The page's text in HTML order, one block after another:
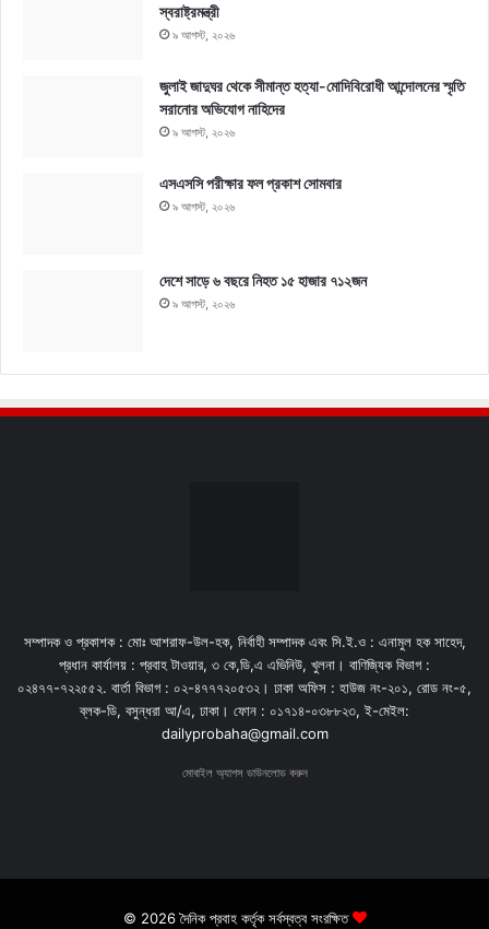
স্বরাষ্ট্রমন্ত্রী
৯ আগস্ট, ২০২৬
জুলাই জাদুঘর থেকে সীমান্ত হত্যা-মোদিবিরোধী আন্দোলনের স্মৃতি
সরানোর অভিযোগ নাহিদের
৯ আগস্ট, ২০২৬
এসএসসি পরীক্ষার ফল প্রকাশ সোমবার
৯ আগস্ট, ২০২৬
দেশে সাড়ে ৬ বছরে নিহত ১৫ হাজার ৭১২জন
৯ আগস্ট, ২০২৬
সম্পাদক ও প্রকাশক : মোঃ আশরাফ-উল-হক, নির্বাহী সম্পাদক এবং সি.ই.ও : এনামুল হক সাহেদ,
প্রধান কার্যালয় : প্রবাহ টাওয়ার, ৩ কে,ডি,এ এভিনিউ, খুলনা। বাণিজ্যিক বিভাগ :
০২৪৭৭-৭২২৫৫২. বার্তা বিভাগ : ০২-৪৭৭৭২০৫৩২। ঢাকা অফিস : হাউজ নং-২০১, রোড নং-৫,
ব্লক-ডি, বসুন্ধরা আ/এ, ঢাকা। ফোন : ০১৭১৪-০৩৮৮২৩, ই-মেইল:
dailyprobaha@gmail.com
মোবাইল অ্যাপস ডাউনলোড করুন
© 2026 দৈনিক প্রবাহ কর্তৃক সর্বস্বত্ব সংরক্ষিত